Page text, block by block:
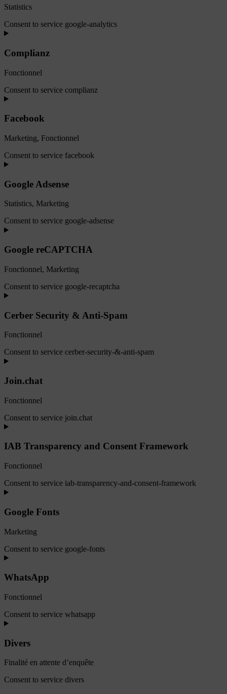
Statistics
Consent to service google-analytics
Complianz
Fonctionnel
Consent to service complianz
Facebook
Marketing, Fonctionnel
Consent to service facebook
Google Adsense
Statistics, Marketing
Consent to service google-adsense
Google reCAPTCHA
Fonctionnel, Marketing
Consent to service google-recaptcha
Cerber Security & Anti-Spam
Fonctionnel
Consent to service cerber-security-&-anti-spam
Join.chat
Fonctionnel
Consent to service join.chat
IAB Transparency and Consent Framework
Fonctionnel
Consent to service iab-transparency-and-consent-framework
Google Fonts
Marketing
Consent to service google-fonts
WhatsApp
Fonctionnel
Consent to service whatsapp
Divers
Finalité en attente d’enquête
Consent to service divers